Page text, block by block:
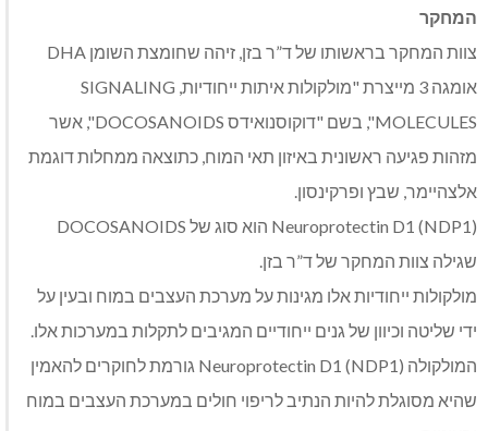
המחקר
צוות המחקר בראשותו של ד”ר בזן, זיהה שחומצת השומן DHA
אומגה 3 מייצרת "מולקולות איתות ייחודיות, SIGNALING
MOLECULES", בשם "דוקוסנואידס DOCOSANOIDS", אשר
מזהות פגיעה ראשונית באיזון תאי המוח, כתוצאה ממחלות דוגמת
אלצהיימר, שבץ ופרקינסון.
Neuroprotectin D1 (NDP1) הוא סוג של DOCOSANOIDS
שגילה צוות המחקר של ד”ר בזן.
מולקולות ייחודיות אלו מגינות על מערכת העצבים במוח ובעין על
ידי שליטה וכיוון של גנים ייחודיים המגיבים לתקלות במערכות אלו.
המולקולה Neuroprotectin D1 (NDP1) גורמת לחוקרים להאמין
שהיא מסוגלת להיות הנתיב לריפוי חולים במערכת העצבים במוח